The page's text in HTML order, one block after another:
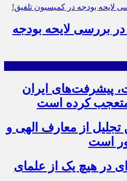
بررسی لایحه بودجه
پیشرفت‌های ایران
کرده است
تجلیل از معارف الهی و
است
در هیچ یک از علمای